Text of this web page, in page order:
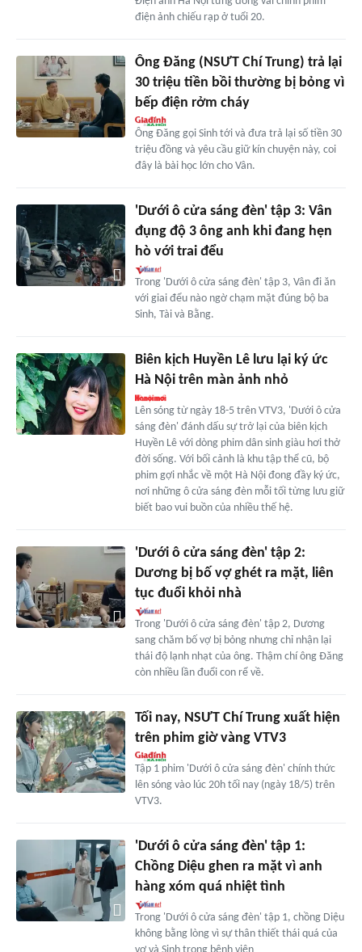
điện ảnh chiếu rạp ở tuổi 20.
Ông Đăng (NSƯT Chí Trung) trả lại
30 triệu tiền bồi thường bị bỏng vì
bếp điện rởm cháy
Ông Đăng gọi Sinh tới và đưa trả lại số tiền 30
triệu đồng và yêu cầu giữ kín chuyện này, coi
đây là bài học lớn cho Vân.
'Dưới ô cửa sáng đèn' tập 3: Vân
đụng độ 3 ông anh khi đang hẹn
hò với trai đểu
Trong 'Dưới ô cửa sáng đèn' tập 3, Vân đi ăn
với giai đểu nào ngờ chạm mặt đúng bộ ba
Sinh, Tài và Bằng.
Biên kịch Huyền Lê lưu lại ký ức
Hà Nội trên màn ảnh nhỏ
Lên sóng từ ngày 18-5 trên VTV3, 'Dưới ô cửa
sáng đèn' đánh dấu sự trở lại của biên kịch
Huyền Lê với dòng phim dân sinh giàu hơi thở
đời sống. Với bối cảnh là khu tập thể cũ, bộ
phim gợi nhắc về một Hà Nội đong đầy ký ức,
nơi những ô cửa sáng đèn mỗi tối từng lưu giữ
biết bao vui buồn của nhiều thế hệ.
'Dưới ô cửa sáng đèn' tập 2:
Dương bị bố vợ ghét ra mặt, liên
tục đuổi khỏi nhà
Trong 'Dưới ô cửa sáng đèn' tập 2, Dương
sang chăm bố vợ bị bỏng nhưng chỉ nhận lại
thái độ lạnh nhạt của ông. Thậm chí ông Đăng
còn nhiều lần đuổi con rể về.
Tối nay, NSƯT Chí Trung xuất hiện
trên phim giờ vàng VTV3
Tập 1 phim 'Dưới ô cửa sáng đèn' chính thức
lên sóng vào lúc 20h tối nay (ngày 18/5) trên
VTV3.
'Dưới ô cửa sáng đèn' tập 1:
Chồng Diệu ghen ra mặt vì anh
hàng xóm quá nhiệt tình
Trong 'Dưới ô cửa sáng đèn' tập 1, chồng Diệu
không bằng lòng vì sự thân thiết thái quá của